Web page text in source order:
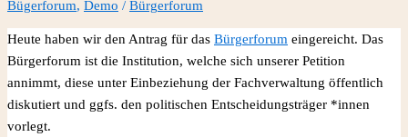
14.8.23
–
sei
dabei!
Bügerforum, Demo / Bürgerforum
Heute haben wir den Antrag für das Bürgerforum eingereicht. Das
Bürgerforum ist die Institution, welche sich unserer Petition
annimmt, diese unter Einbeziehung der Fachverwaltung öffentlich
diskutiert und ggfs. den politischen Entscheidungsträger *innen
vorlegt.